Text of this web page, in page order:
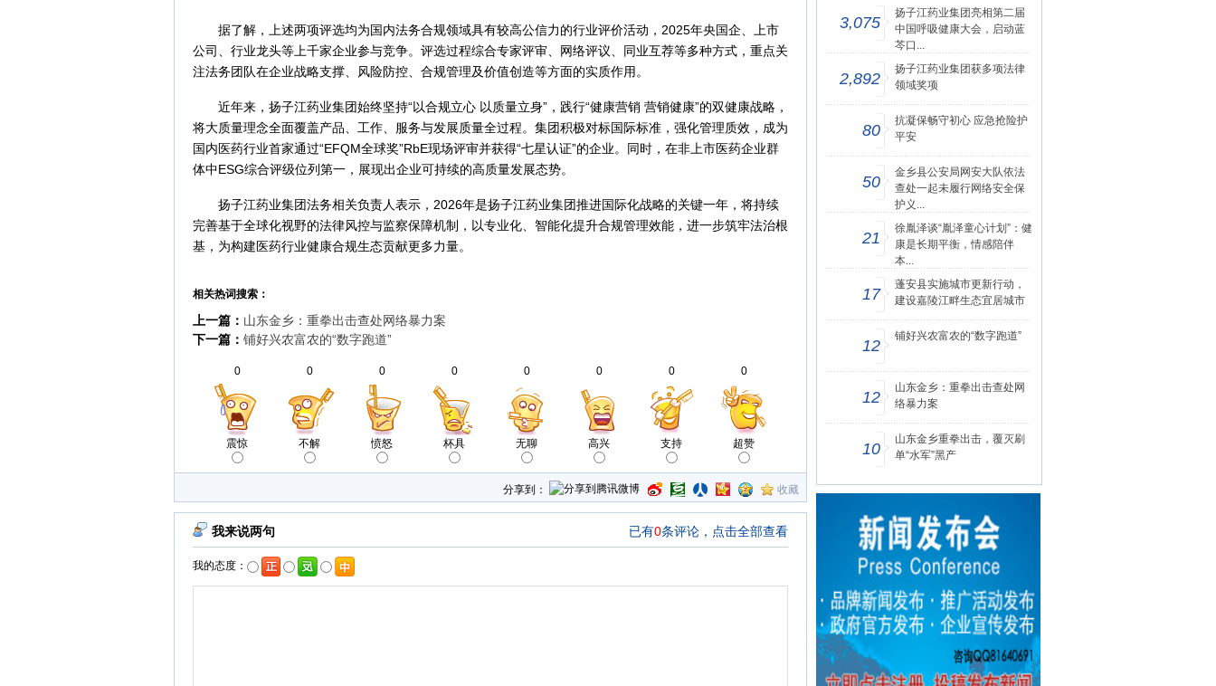
据了解，上述两项评选均为国内法务合规领域具有较高公信力的行业评价活动，2025年央国企、上市
公司、行业龙头等上千家企业参与竞争。评选过程综合专家评审、网络评议、同业互荐等多种方式，重点关
注法务团队在企业战略支撑、风险防控、合规管理及价值创造等方面的实质作用。
近年来，扬子江药业集团始终坚持“以合规立心 以质量立身”，践行“健康营销 营销健康”的双健康战略，
将大质量理念全面覆盖产品、工作、服务与发展质量全过程。集团积极对标国际标准，强化管理质效，成为
国内医药行业首家通过“EFQM全球奖”RbE现场评审并获得“七星认证”的企业。同时，在非上市医药企业群
体中ESG综合评级位列第一，展现出企业可持续的高质量发展态势。
扬子江药业集团法务相关负责人表示，2026年是扬子江药业集团推进国际化战略的关键一年，将持续
完善基于全球化视野的法律风控与监察保障机制，以专业化、智能化提升合规管理效能，进一步筑牢法治根
基，为构建医药行业健康合规生态贡献更多力量。
相关热词搜索：
上一篇： 山东金乡：重拳出击查处网络暴力案
下一篇： 铺好兴农富农的“数字跑道”
0
震惊
0
不解
0
愤怒
0
杯具
0
无聊
0
高兴
0
支持
0
超赞
分享到： 收藏
3,075
扬子江药业集团亮相第二届
中国呼吸健康大会，启动蓝
芩口...
2,892
扬子江药业集团获多项法律
领域奖项
80
抗凝保畅守初心 应急抢险护
平安
50
金乡县公安局网安大队依法
查处一起未履行网络安全保
护义...
21
徐胤泽谈“胤泽童心计划”：健
康是长期平衡，情感陪伴
本...
17
蓬安县实施城市更新行动，
建设嘉陵江畔生态宜居城市
12
铺好兴农富农的“数字跑道”
12
山东金乡：重拳出击查处网
络暴力案
10
山东金乡重拳出击，覆灭刷
单“水军”黑产